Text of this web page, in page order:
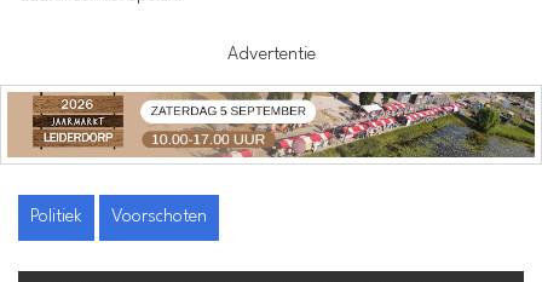
Advertentie
Politiek Voorschoten